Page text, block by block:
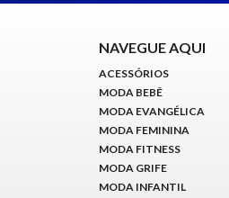
NAVEGUE AQUI
ACESSÓRIOS
MODA BEBÊ
MODA EVANGÉLICA
MODA FEMININA
MODA FITNESS
MODA GRIFE
MODA INFANTIL